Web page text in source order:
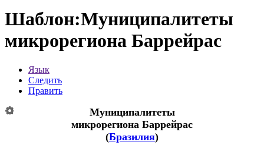
Шаблон:Муниципалитеты
микрорегиона Баррейрас
Язык
Следить
Править
Муниципалитеты
микрорегиона Баррейрас
(Бразилия)